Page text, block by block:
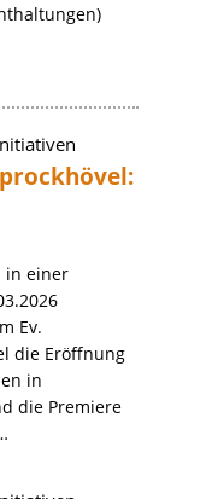
in einer
Ev.
die Eröffnung
in
die Premiere